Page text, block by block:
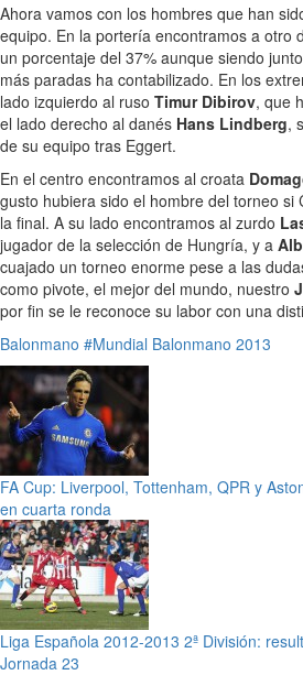
Ahora vamos con los hombres que han
equipo. En la portería encontramos a otro
un porcentaje del 37% aunque siendo
más paradas ha contabilizado. En los
lado izquierdo al ruso Timur Dibirov, que
el lado derecho al danés Hans Lindberg,
de su equipo tras Eggert.
En el centro encontramos al croata
gusto hubiera sido el hombre del torneo si
la final. A su lado encontramos al zurdo
jugador de la selección de Hungría, y a
cuajado un torneo enorme pese a las
como pivote, el mejor del mundo, nuestro
por fin se le reconoce su labor con una
Balonmano #Mundial Balonmano 2013
FA Cup: Liverpool, Tottenham, QPR y
en cuarta ronda
Liga Española 2012-2013 2ª División:
Jornada 23